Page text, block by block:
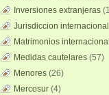
Inversiones extranjeras
Jurisdiccion internacional
Matrimonios
Medidas cautelares (57)
Menores (26)
Mercosur (4)